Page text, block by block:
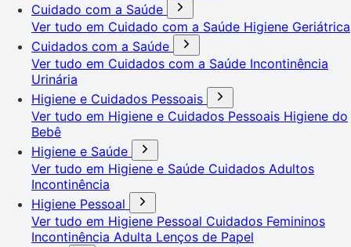
Cuidado com a Saúde
Ver tudo em Cuidado com a Saúde Higiene Geriátrica
Cuidados com a Saúde
Ver tudo em Cuidados com a Saúde Incontinência
Urinária
Higiene e Cuidados Pessoais
Ver tudo em Higiene e Cuidados Pessoais Higiene do
Bebê
Higiene e Saúde
Ver tudo em Higiene e Saúde Cuidados Adultos
Incontinência
Higiene Pessoal
Ver tudo em Higiene Pessoal Cuidados Femininos
Incontinência Adulta Lenços de Papel